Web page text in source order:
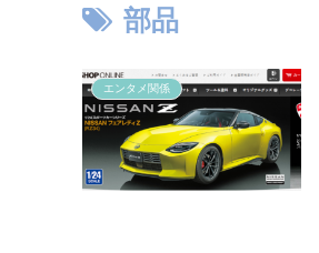
部品
エンタメ関係